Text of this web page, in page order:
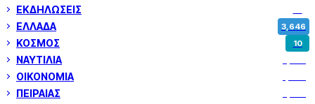
ΕΚΔΗΛΩΣΕΙΣ
ΕΛΛΑΔΑ 3,646
ΚΟΣΜΟΣ 10
ΝΑΥΤΙΛΙΑ
ΟΙΚΟΝΟΜΙΑ
ΠΕΙΡΑΙΑΣ